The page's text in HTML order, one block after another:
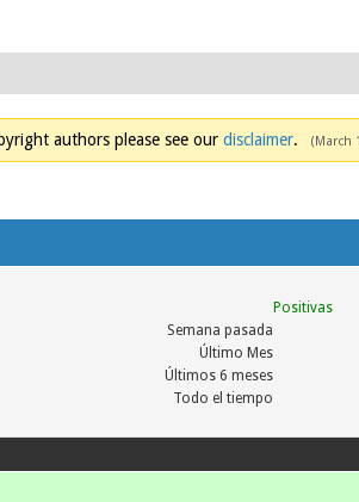
authors please see our disclaimer. (March
Positivas
Semana pasada
Último Mes
Últimos 6 meses
Todo el tiempo